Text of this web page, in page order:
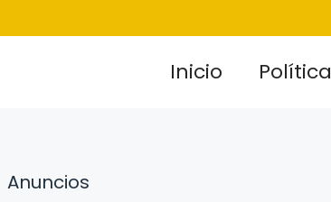
Inicio Política
Anuncios